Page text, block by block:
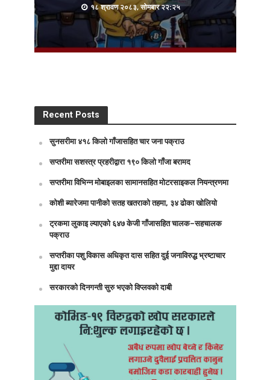
१८ श्रावण २०८३, सोमबार २२:२५
Recent Posts
सुनसरीमा ४१८ किलो गाँजासहित चार जना पक्राउ
सप्तरीमा सशस्त्र प्रहरीद्वारा १९० किलो गाँजा बरामद
सप्तरीमा विभिन्न मोबाइलका सामानसहित मोटरसाइकल नियन्त्रणमा
कोशी ब्यारेजमा पानीको सतह खतराको तहमा, ३४ ढोका खोलियो
ट्रकमा लुकाइ ल्याएको ६४७ केजी गाँजासहित चालक–सहचालक
पक्राउ
सप्तरीका पशु विकास अधिकृत दास सहित दुई जनाविरुद्ध भ्रष्टाचार
मुद्दा दायर
सरकारको दिनगन्ती सुरु भएको विप्लवको दाबी